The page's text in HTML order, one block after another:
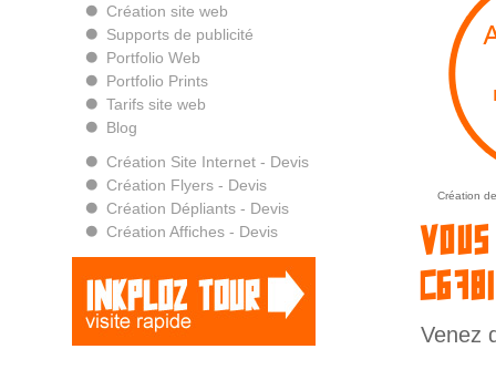
Création site web
Supports de publicité
Portfolio Web
Portfolio Prints
Tarifs site web
Blog
Création Site Internet - Devis
Création Flyers - Devis
Création Dépliants - Devis
Création Affiches - Devis
Création
Venez